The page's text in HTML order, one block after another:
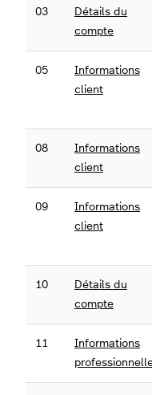
03
Détails du
compte
05
Informations
client
08
Informations
client
09
Informations
client
10
Détails du
compte
11
Informations